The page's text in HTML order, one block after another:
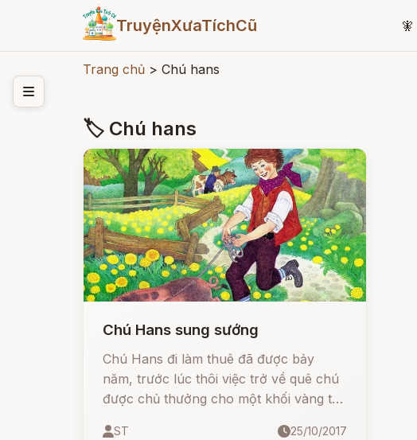
TruyệnXưaTíchCũ 🧚
Trang chủ > Chú hans
🏷 Chú hans
Chú Hans sung sướng
Chú Hans đi làm thuê đã được bảy
năm, trước lúc thôi việc trở về quê chú
được chủ thưởng cho một khối vàng to
ST 25/10/2017